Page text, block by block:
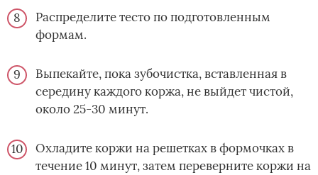
Распределите тесто по подготовленным
формам.
Выпекайте, пока зубочистка, вставленная в
середину каждого коржа, не выйдет чистой,
около 25-30 минут.
Охладите коржи на решетках в формочках в
течение 10 минут, затем переверните коржи на